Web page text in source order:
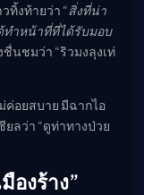
ทิ้งท้ายว่า “สิ่งที่น่า
ทำหน้าที่ที่ได้รับมอบ
นชมว่า “ริวมงลุงเท่
ค่อยสบาย มีฉากไอ
ยลว่า “ดูท่าทางป่วย
องร้าง”